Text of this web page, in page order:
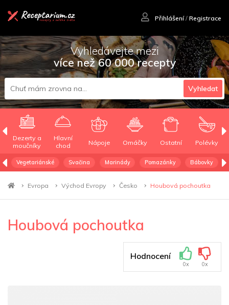
Přihlášení/ Registrace
Vyhledávejte mezi
více než 60 000 recepty
Vyhledat
Dezerty a
moučníky
Hlavní
chod
Nápoje Omáčky Ostatní Polévky
Vegetariánské Svačina Marinády Pomazánky Bábovky
Evropa Východ Evropy Česko Houbová pochoutka
Houbová pochoutka
Hodnocení
0x 0x